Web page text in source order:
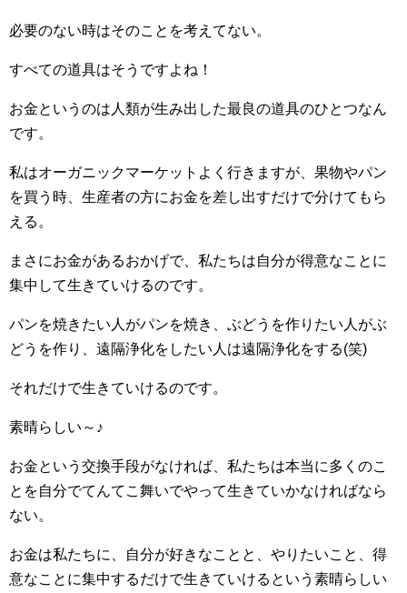
必要のない時はそのことを考えてない。
すべての道具はそうですよね！
お金というのは人類が生み出した最良の道具のひとつなん
です。
私はオーガニックマーケットよく行きますが、果物やパン
を買う時、生産者の方にお金を差し出すだけで分けてもら
える。
まさにお金があるおかげで、私たちは自分が得意なことに
集中して生きていけるのです。
パンを焼きたい人がパンを焼き、ぶどうを作りたい人がぶ
どうを作り、遠隔浄化をしたい人は遠隔浄化をする(笑)
それだけで生きていけるのです。
素晴らしい～♪
お金という交換手段がなければ、私たちは本当に多くのこ
とを自分でてんてこ舞いでやって生きていかなければなら
ない。
お金は私たちに、自分が好きなことと、やりたいこと、得
意なことに集中するだけで生きていけるという素晴らしい